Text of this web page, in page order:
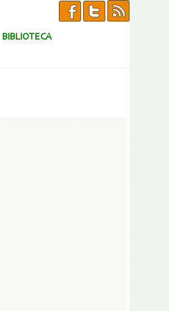
BIBLIOTECA